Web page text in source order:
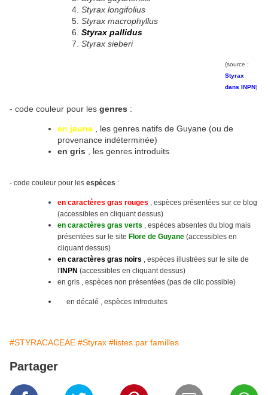
Styrax longifolius
Styrax macrophyllus
Styrax pallidus
Styrax sieberi
(source :
Styrax
dans INPN)
- code couleur pour les genres :
en jaune
, les genres natifs de Guyane (ou de
provenance indéterminée)
en gris
, les genres introduits
- code couleur pour les espèces :
en caractères gras rouges , espèces présentées sur ce blog
(accessibles en cliquant dessus)
en caractères gras verts , espèces absentes du blog mais
présentées sur le site Flore de Guyane (accessibles en
cliquant dessus)
en caractères gras noirs , espèces illustrées sur le site de
l' INPN (accessibles en cliquant dessus)
en gris , espèces non présentées (pas de clic possible)
en décalé , espèces introduites
#STYRACACEAE #Styrax #listes par familles
Partager